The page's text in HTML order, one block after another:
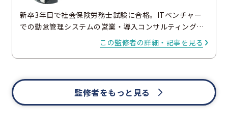
新卒3年目で社会保険労務士試験に合格。ITベンチャー
での勤怠管理システムの営業・導入コンサルティング…
この監修者の詳細・記事を見る
監修者をもっと見る